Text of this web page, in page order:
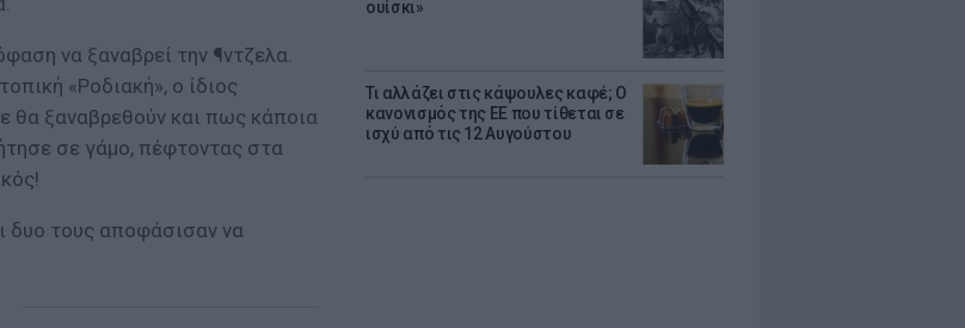
ουίσκι»
Τι αλλάζει στις κάψουλες καφέ; Ο
κανονισμός της ΕΕ που τίθεται σε
ισχύ από τις 12 Αυγούστου
να ξαναβρεί την ¶ντζελα.
«Ροδιακή», ο ίδιος
θα ξαναβρεθούν και πως κάποια
σε γάμο, πέφτοντας στα
δυο τους αποφάσισαν να